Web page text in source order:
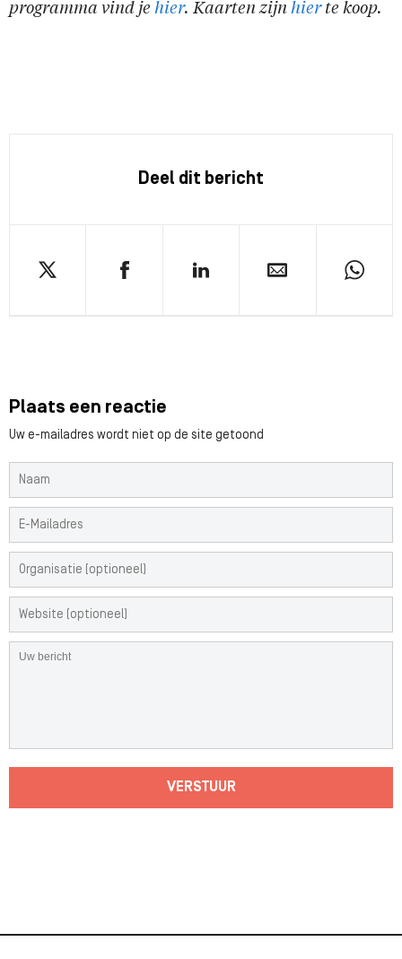
programma vind je hier. Kaarten zijn hierte koop.
Deel dit bericht
Plaats een reactie
Uw e-mailadres wordt niet op de site getoond
VERSTUUR